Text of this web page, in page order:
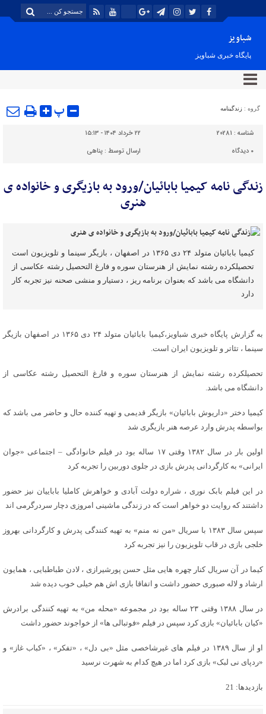
شباویز
پایگاه خبری شباویز
گروه : زندگینامه پ
شناسه : 20281
۲۲ خرداد ۱۴۰۴ - ۱۵:۱۳
۰ دیدگاه ارسال توسط :پناهی
زندگی نامه کیمیا بابائیان/ورود به بازیگری و خانواده ی
هنری
کیمیا بابائیان متولد ۲۴ دی ۱۳۶۵ در اصفهان ، بازیگر سینما و تلویزیون است
تحصیلکرده رشته نمایش از هنرستان سوره و فارغ التحصیل رشته عکاسی از
دانشگاه می باشد که بعنوان برنامه ریز ، دستیار و منشی صحنه نیز تجربه کار
دارد
به گزارش پایگاه خبری شباویز،کیمیا بابائیان متولد ۲۴ دی ۱۳۶۵ در اصفهان بازیگر
سینما ، تئاتر و تلویزیون ایران است.
تحصیلکرده رشته نمایش از هنرستان سوره و فارغ التحصیل رشته عکاسی از
دانشگاه می باشد.
کیمیا دختر «داریوش بابائیان» بازیگر قدیمی و تهیه کننده حال و حاضر می باشد که
بواسطه پدرش وارد عرصه هنر بازیگری شد
اولین بار در سال ۱۳۸۲ وقتی ۱۷ ساله بود در فیلم خانوادگی – اجتماعی «جوان
ایرانی» به کارگردانی پدرش بازی در جلوی دوربین را تجربه کرد
در این فیلم بابک نوری ، شراره دولت آبادی و خواهرش کاملیا باباییان نیز حضور
داشتند که روایت دو خواهر است که در زندگی ماشینی امروزی دچار سردرگرمی اند
سپس سال ۱۳۸۳ با سریال «من نه منم» به تهیه کنندگی پدرش و کارگردانی بهروز
خلجی بازی در قاب تلویزیون را نیز تجربه کرد
کیما در آن سریال کنار چهره هایی مثل حسن پورشیرازی ، لادن طباطبایی ، همایون
ارشاد و لاله صبوری حضور داشت و اتفاقا بازی اش هم خیلی خوب دیده شد
در سال ۱۳۸۸ وقتی ۲۳ ساله بود در مجموعه «محله من» به تهیه کنندگی برادرش
«کیان بابائیان» بازی کرد سپس در فیلم «فوتبالی ها» از خواجوند حضور داشت
او از سال ۱۳۸۹ در فیلم های غیرشاخصی مثل «بی دل» ، «تفکر» ، «کباب غاز» و
«ردپای نی لبک» بازی کرد اما در هیچ کدام به شهرت نرسید
بازدیدها: 21